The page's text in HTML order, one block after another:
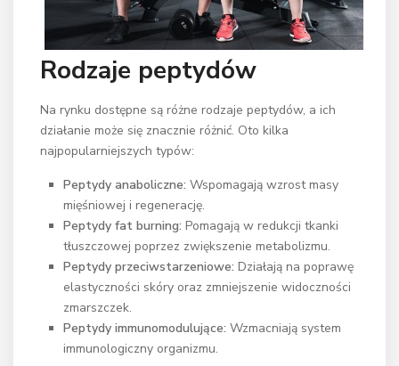
Rodzaje peptydów
Na rynku dostępne są różne rodzaje peptydów, a ich
działanie może się znacznie różnić. Oto kilka
najpopularniejszych typów:
Peptydy anaboliczne: Wspomagają wzrost masy
mięśniowej i regenerację.
Peptydy fat burning: Pomagają w redukcji tkanki
tłuszczowej poprzez zwiększenie metabolizmu.
Peptydy przeciwstarzeniowe: Działają na poprawę
elastyczności skóry oraz zmniejszenie widoczności
zmarszczek.
Peptydy immunomodulujące: Wzmacniają system
immunologiczny organizmu.